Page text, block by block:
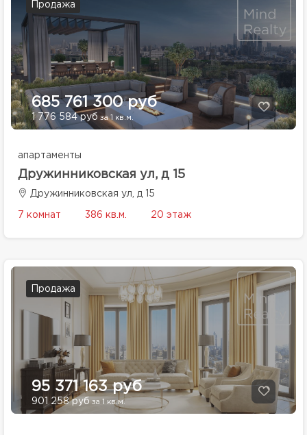
Продажа
685 761 300 руб
1 776 584 руб за 1 кв.м.
апартаменты
Дружинниковская ул, д 15
Дружинниковская ул, д 15
7 комнат 386 кв.м. 20 этаж
Продажа
95 371 163 руб
901 258 руб за 1 кв.м.